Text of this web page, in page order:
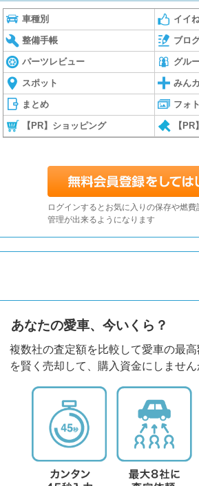
車種別 イイ
整備手帳 ブロ
パーツレビュー グル
スポット みん
まとめ フォト
【PR】ショッピング 【
ログインするとお気に入りの保存や燃費
管理が出来るようになります
あなたの愛車、今いくら？
複数社の査定額を比較して愛車の最
を賢く売却して、購入資金にしません